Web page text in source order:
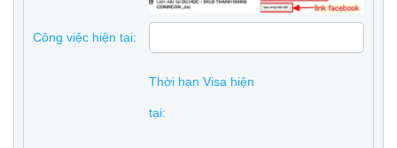
Công việc hiện tại:
Thời hạn Visa hiện
tại: